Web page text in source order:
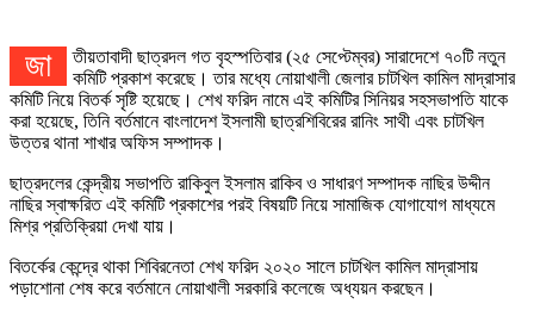
জাতীয়তাবাদী ছাত্রদল গত বৃহস্পতিবার (২৫ সেপ্টেম্বর) সারাদেশে ৭০টি নতুন
কমিটি প্রকাশ করেছে। তার মধ্যে নোয়াখালী জেলার চাটখিল কামিল মাদ্রাসার
কমিটি নিয়ে বিতর্ক সৃষ্টি হয়েছে। শেখ ফরিদ নামে এই কমিটির সিনিয়র সহসভাপতি যাকে
করা হয়েছে, তিনি বর্তমানে বাংলাদেশ ইসলামী ছাত্রশিবিরের রানিং সাথী এবং চাটখিল
উত্তর থানা শাখার অফিস সম্পাদক।
ছাত্রদলের কেন্দ্রীয় সভাপতি রাকিবুল ইসলাম রাকিব ও সাধারণ সম্পাদক নাছির উদ্দীন
নাছির স্বাক্ষরিত এই কমিটি প্রকাশের পরই বিষয়টি নিয়ে সামাজিক যোগাযোগ মাধ্যমে
মিশ্র প্রতিক্রিয়া দেখা যায়।
বিতর্কের কেন্দ্রে থাকা শিবিরনেতা শেখ ফরিদ ২০২০ সালে চাটখিল কামিল মাদ্রাসায়
পড়াশোনা শেষ করে বর্তমানে নোয়াখালী সরকারি কলেজে অধ্যয়ন করছেন।